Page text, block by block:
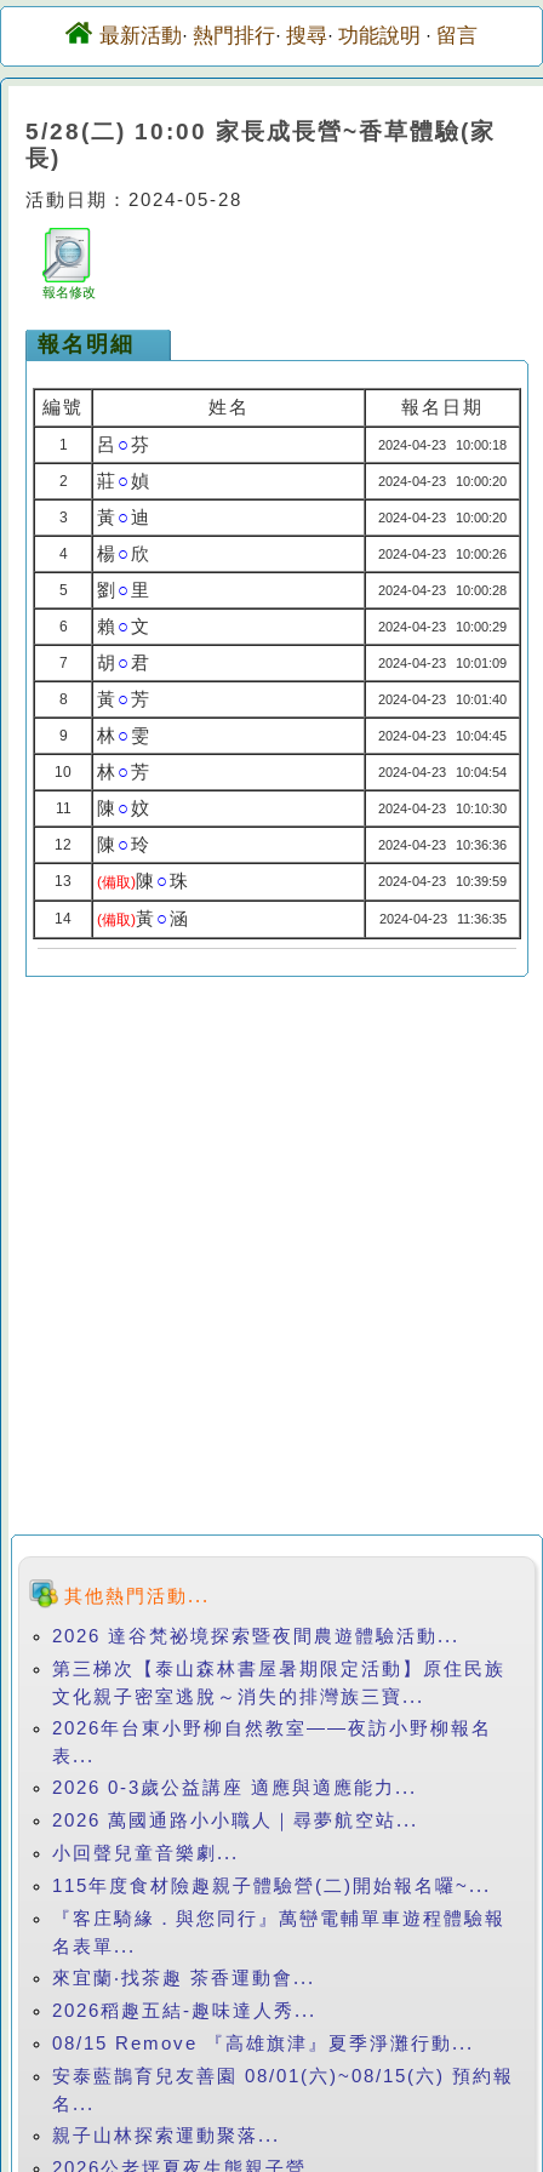
最新活動· 熱門排行· 搜尋· 功能說明 · 留言
5/28(二) 10:00 家長成長營~香草體驗(家
長)
活動日期：2024-05-28
報名修改
報名明細
編號 姓名 報名日期
1 呂 ○芬 2024-04-23 10:00:18
2 莊○媜 2024-04-23 10:00:20
3 黃○迪 2024-04-23 10:00:20
4 楊○ 欣 2024-04-23 10:00:26
5 劉 ○ 里 2024-04-23 10:00:28
6 賴 ○文 2024-04-23 10:00:29
7 胡 ○君 2024-04-23 10:01:09
8 黃○芳 2024-04-23 10:01:40
9 林○ 雯 2024-04-23 10:04:45
10 林○芳 2024-04-23 10:04:54
11 陳 ○妏 2024-04-23 10:10:30
12 陳 ○玲 2024-04-23 10:36:36
13 (備取)陳 ○珠 2024-04-23 10:39:59
14 (備取)黃○涵 2024-04-23 11:36:35
其他熱門活動...
2026 達谷梵祕境探索暨夜間農遊體驗活動...
第三梯次【泰山森林書屋暑期限定活動】原住民族
文化親子密室逃脫～消失的排灣族三寶...
2026年台東小野柳自然教室——夜訪小野柳報名
表...
2026 0-3歲公益講座 適應與適應能力...
2026 萬國通路小小職人｜尋夢航空站...
小回聲兒童音樂劇...
115年度食材險趣親子體驗營(二)開始報名囉~...
『客庄騎緣．與您同行』萬巒電輔單車遊程體驗報
名表單...
來宜蘭‧找茶趣 茶香運動會...
2026稻趣五結-趣味達人秀...
08/15 Remove 『高雄旗津』夏季淨灘行動...
安泰藍鵲育兒友善園 08/01(六)~08/15(六) 預約報
名...
親子山林探索運動聚落...